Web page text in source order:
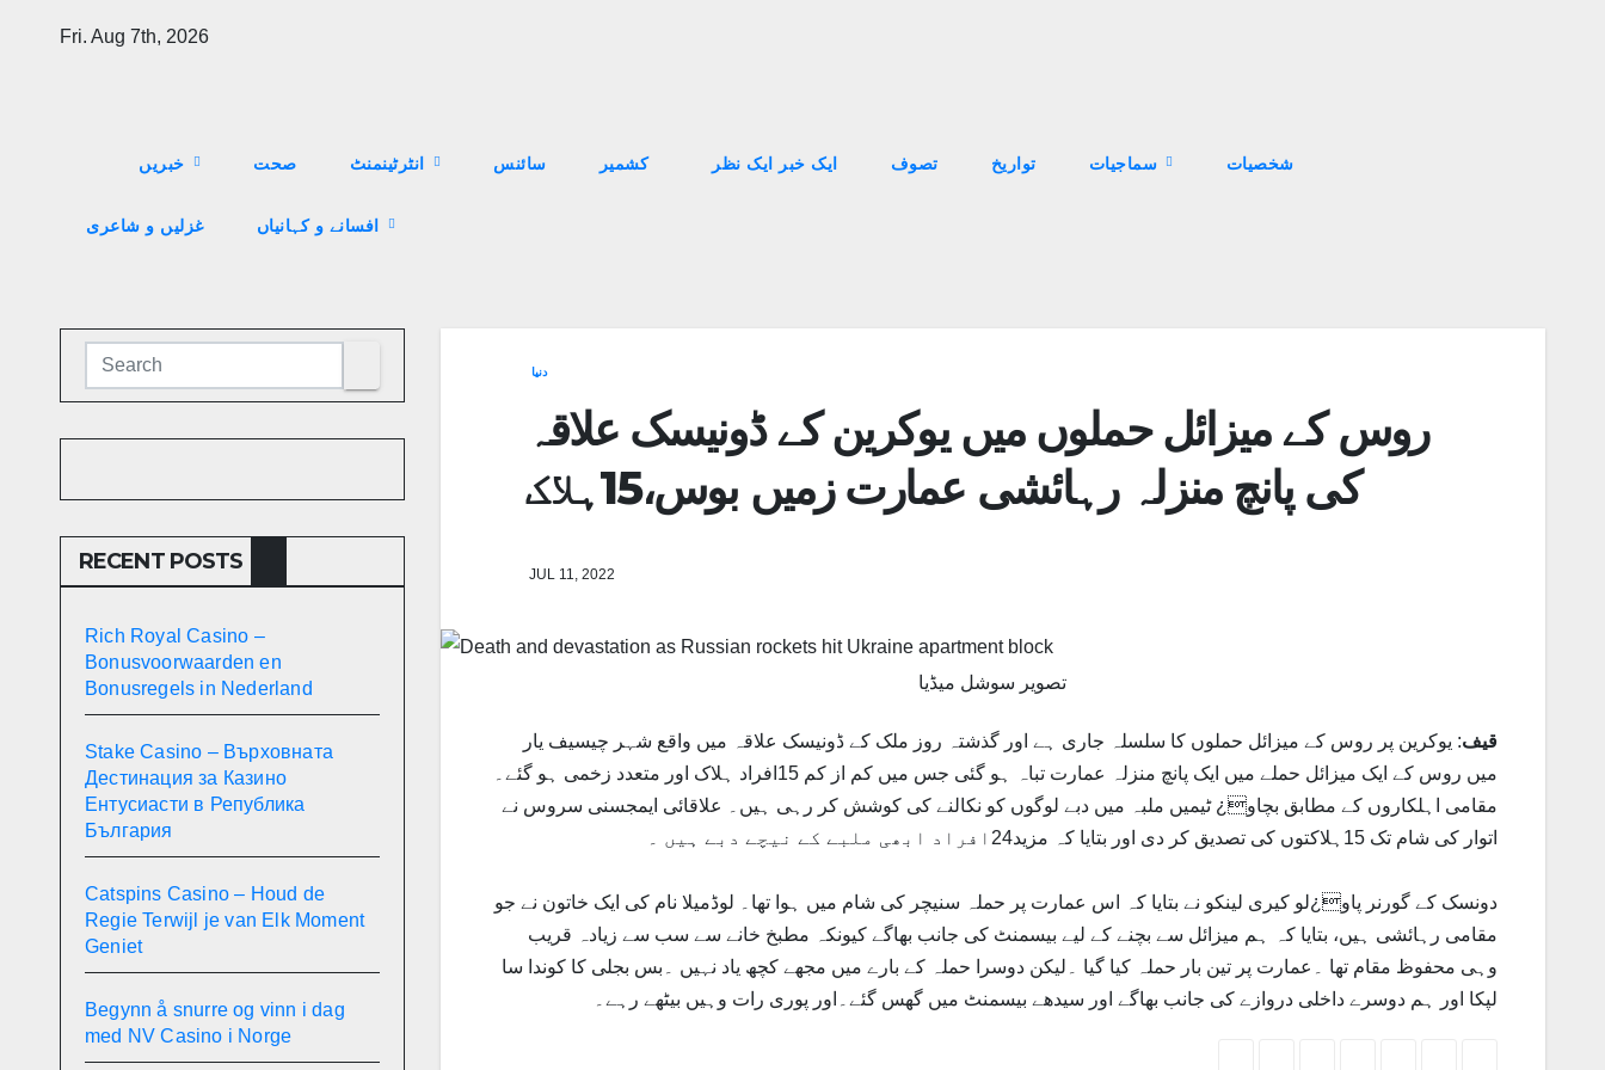
Fri. Aug 7th, 2026
صحت سائنس کشمیر ایک خبر ایک نظر تصوف تواریخ
غزلیں و شاعری
RECENT POSTS
Rich Royal Casino –
Bonusvoorwaarden en
Bonusregels in Nederland
Stake Casino – Върховната
Дестинация за Казино
Ентусиасти в Република
България
Catspins Casino – Houd de
Regie Terwijl je van Elk Moment
Geniet
Begynn å snurre og vinn i dag
med NV Casino i Norge
دنیا
روس کے میزائل حملوں میں یوکرین کے ڈونیسک علاقہ
کی پانچ منزلہ رہائشی عمارت زمیں بوس،15ہلاک
JUL 11, 2022
تصویر سوشل میڈیا
قیف: یوکرین پر روس کے میزائل حملوں کا سلسلہ جاری ہے اور گذشتہ روز ملک کے ڈونیسک علاقہ میں واقع شہر چیسیف یار
میں روس کے ایک میزائل حملے میں ایک پانچ منزلہ عمارت تباہ ہو گئی جس میں کم از کم 15افراد ہلاک اور متعدد زخمی ہو گئے۔
مقامی اہلکاروں کے مطابق بچاو¿ ٹیمیں ملبہ میں دبے لوگوں کو نکالنے کی کوشش کر رہی ہیں۔ علاقائی ایمجسنی سروس نے
اتوار کی شام تک 15ہلاکتوں کی تصدیق کر دی اور بتایا کہ مزید24افراد ابھی ملبے کے نیچے دبے ہیں ۔
دونسک کے گورنر پاو¿لو کیری لینکو نے بتایا کہ اس عمارت پر حملہ سنیچر کی شام میں ہوا تھا۔ لوڈمیلا نام کی ایک خاتون نے جو
مقامی رہائشی ہیں، بتایا کہ ہم میزائل سے بچنے کے لیے بیسمنٹ کی جانب بھاگے کیونکہ مطبخ خانے سے سب سے زیادہ قریب
وہی محفوظ مقام تھا ۔عمارت پر تین بار حملہ کیا گیا ۔لیکن دوسرا حملہ کے بارے میں مجھے کچھ یاد نہیں ۔بس بجلی کا کوندا سا
لپکا اور ہم دوسرے داخلی دروازے کی جانب بھاگے اور سیدھے بیسمنٹ میں گھس گئے۔اور پوری رات وہیں بیٹھے رہے۔